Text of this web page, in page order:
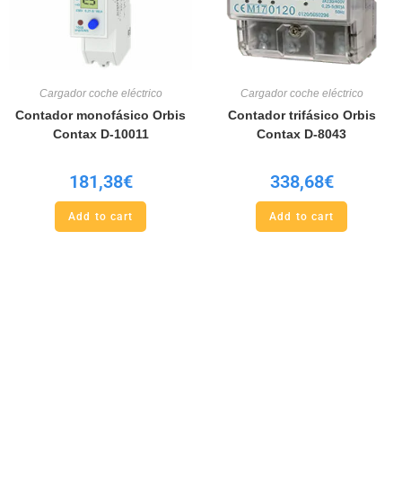
Cargador coche eléctrico
Contador monofásico Orbis
Contax D-10011
181,38€
Add to cart
Cargador coche eléctrico
Contador trifásico Orbis
Contax D-8043
338,68€
Add to cart